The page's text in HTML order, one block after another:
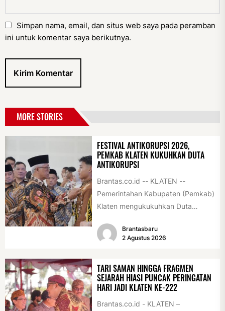
Simpan nama, email, dan situs web saya pada peramban
ini untuk komentar saya berikutnya.
MORE STORIES
FESTIVAL ANTIKORUPSI 2026,
PEMKAB KLATEN KUKUHKAN DUTA
ANTIKORUPSI
Brantas.co.id -- KLATEN --
Pemerintahan Kabupaten (Pemkab)
Klaten mengukukuhkan Duta
pelajar dan pemuda. Pengukuhan
tersebut digelar...
Brantasbaru
2 Agustus 2026
TARI SAMAN HINGGA FRAGMEN
SEJARAH HIASI PUNCAK PERINGATAN
HARI JADI KLATEN KE-222
Brantas.co.id - KLATEN –